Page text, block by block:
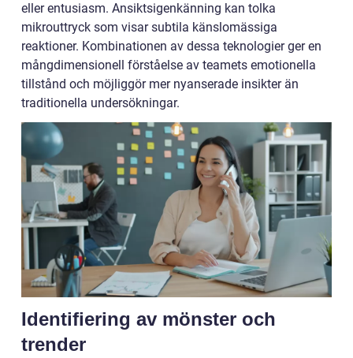
eller entusiasm. Ansiktsigenkänning kan tolka
mikrouttryck som visar subtila känslomässiga
reaktioner. Kombinationen av dessa teknologier ger en
mångdimensionell förståelse av teamets emotionella
tillstånd och möjliggör mer nyanserade insikter än
traditionella undersökningar.
Identifiering av mönster och
trender